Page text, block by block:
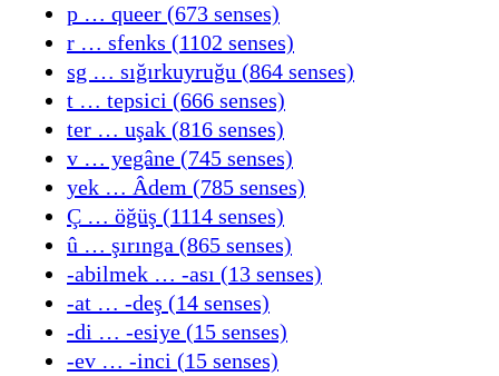
p … queer (673 senses)
r … sfenks (1102 senses)
sg … sığırkuyruğu (864 senses)
t … tepsici (666 senses)
ter … uşak (816 senses)
v … yegâne (745 senses)
yek … Âdem (785 senses)
Ç … öğüş (1114 senses)
û … şırınga (865 senses)
-abilmek … -ası (13 senses)
-at … -deş (14 senses)
-di … -esiye (15 senses)
-ev … -inci (15 senses)